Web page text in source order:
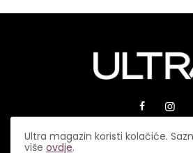
© 2026 ULTRA MAGAZIN. SVA PRAVA
Ultra magazin koristi kolačiće.
višeovdje.